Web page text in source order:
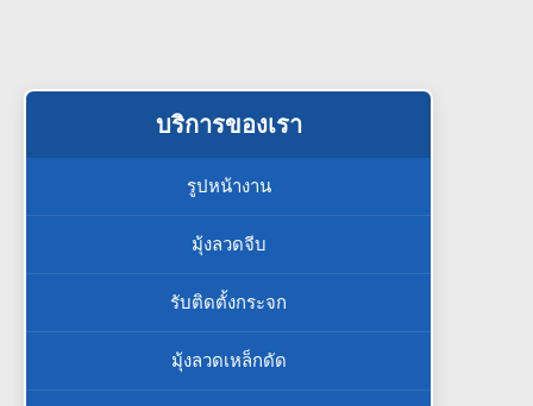
บริการของเรา
รูปหน้างาน
มุ้งลวดจีบ
รับติดตั้งกระจก
มุ้งลวดเหล็กดัด